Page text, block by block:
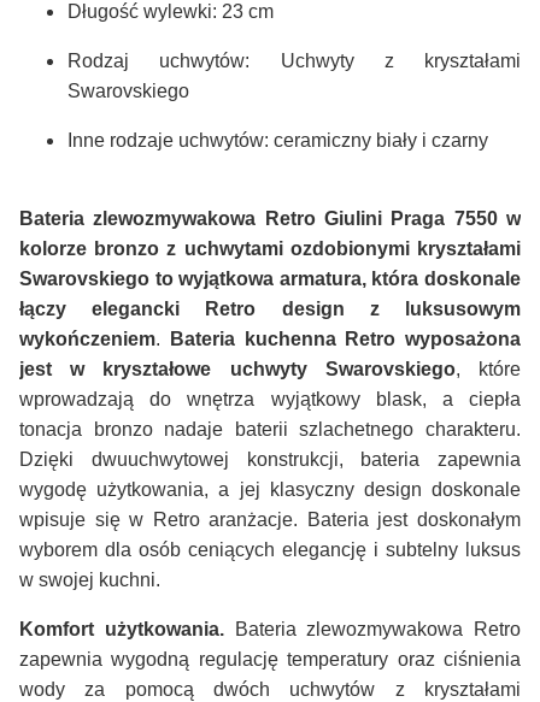
Długość wylewki: 23 cm
Rodzaj uchwytów: Uchwyty z kryształami
Swarovskiego
Inne rodzaje uchwytów: ceramiczny biały i czarny
Bateria zlewozmywakowa Retro Giulini Praga 7550 w
kolorze bronzo z uchwytami ozdobionymi kryształami
Swarovskiego to wyjątkowa armatura, która doskonale
łączy elegancki Retro design z luksusowym
wykończeniem.
Bateria kuchenna Retro wyposażona
jest w kryształowe uchwyty Swarovskiego, które
wprowadzają do wnętrza wyjątkowy blask, a ciepła
tonacja bronzo nadaje baterii szlachetnego charakteru.
Dzięki dwuuchwytowej konstrukcji, bateria zapewnia
wygodę użytkowania, a jej klasyczny design doskonale
wpisuje się w Retro aranżacje. Bateria jest doskonałym
wyborem dla osób ceniących elegancję i subtelny luksus
w swojej kuchni.
Komfort użytkowania.
Bateria zlewozmywakowa Retro
zapewnia wygodną regulację temperatury oraz ciśnienia
wody za pomocą dwóch uchwytów z kryształami